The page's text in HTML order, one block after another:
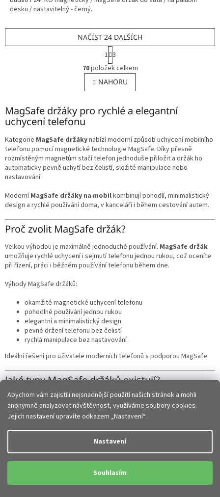
Abychom vám zajistili nejsnadnější použití našich stránek a mohli
anonymně analyzovat návštěvnost, využíváme soubory cookies.
Jejich nastavení upravíte odkazem „Nastavení“.
Nastavení
Souhlasím
desku / nastavitelný - černý.
O
v
l
á
a
p
r
v
k
ý
p
s
u
NAČÍST 24 DALŠÍCH
S
t
r
á
n
k
v
á
1 3
70položek celkem
NAHORU
MagSafe držáky pro rychlé a elegantní
uchycení telefonu
Kategorie MagSafe držákynabízí moderní způsob uchycení mobilního
telefonu pomocí magnetické technologie MagSafe. Díky přesně
rozmístěným magnetům stačí telefon jednoduše přiložit a držák ho
automaticky pevně uchytí bez čelistí, složité manipulace nebo
nastavování.
ModerníMagSafe držáky na mobilkombinují pohodlí, minimalistický
design a rychlé používání doma, v kanceláři i během cestování autem.
Proč zvolit MagSafe držák?
Velkou výhodou je maximálně jednoduché používání. MagSafe držák
umožňuje rychlé uchycení i sejmutí telefonu jednou rukou, což oceníte
při řízení, práci i běžném používání telefonu během dne.
Výhody MagSafe držáků:
okamžité magnetické uchycení telefonu
pohodlné používání jednou rukou
elegantní a minimalistický design
pevné držení telefonu bez čelistí
rychlá manipulace bez nastavování
Ideální řešení pro uživatele moderních telefonů s podporou MagSafe.
Jaké typy MagSafe držáků existují?
V nabídce najdete různé varianty podle způsobu použití:
MagSafe držáky do auta
stolní MagSafe stojánky
MagSafe držáky s bezdrátovým nabíjením